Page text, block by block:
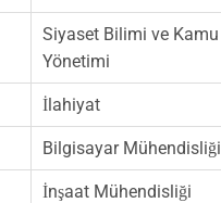
Siyaset Bilimi ve Kamu
Yönetimi
İlahiyat
Bilgisayar Mühendisliği
İnşaat Mühendisliği